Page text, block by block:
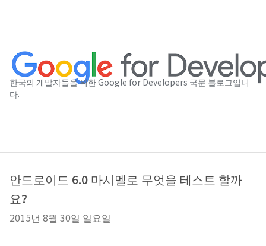
한국의 개발자들을 위한 Google for Developers 국문 블로그입니
다.
안드로이드 6.0 마시멜로 무엇을 테스트 할까
요?
2015년 8월 30일 일요일